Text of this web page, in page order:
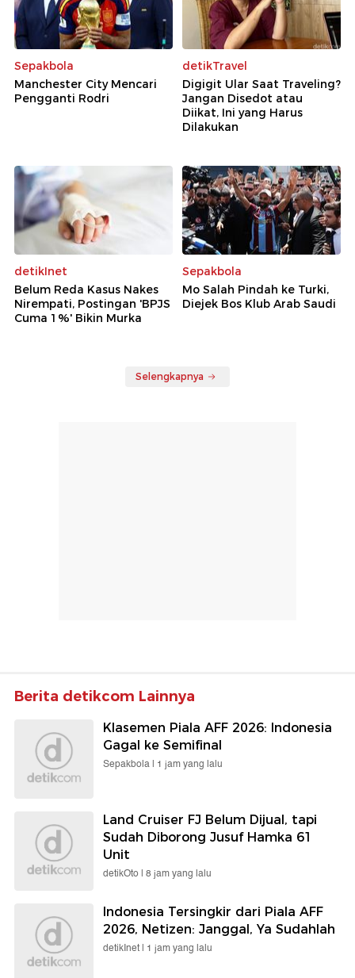
Sepakbola
Manchester City Mencari
Pengganti Rodri
detikTravel
Digigit Ular Saat Traveling?
Jangan Disedot atau
Diikat, Ini yang Harus
Dilakukan
detikInet
Belum Reda Kasus Nakes
Nirempati, Postingan 'BPJS
Cuma 1%' Bikin Murka
Sepakbola
Mo Salah Pindah ke Turki,
Diejek Bos Klub Arab Saudi
Selengkapnya
Berita detikcom Lainnya
Klasemen Piala AFF 2026: Indonesia
Gagal ke Semifinal
Sepakbola | 1 jam yang lalu
Land Cruiser FJ Belum Dijual, tapi
Sudah Diborong Jusuf Hamka 61
Unit
detikOto | 8 jam yang lalu
Indonesia Tersingkir dari Piala AFF
2026, Netizen: Janggal, Ya Sudahlah
detikInet | 1 jam yang lalu